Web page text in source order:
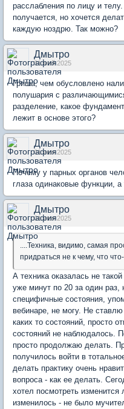
расслабления по лицу и
получается, но хочется
каждую ноздрю. Так можно?
Дмытро
31 май 2025
Гриша, чем обусловлено
полушария с
разделение, какое
лежит в основе этого?
Дмытро
01 июн 2025
Почему у парных органов
глаза одинаковые функции,
Дмытро
01 июн 2025
....Техника, видимо, самая
придраться не к чему, что
А техника оказалась не
уже минут по 20 за один раз,
специфичные состояния,
вебинаре, не могу. Не
каких то состояний, просто
состояний не наблюдалось.
просто продолжаю делать.
получилось войти в
делать практику очень
вопроса - как ее делать.
хотел посмотреть
изменилось - не было